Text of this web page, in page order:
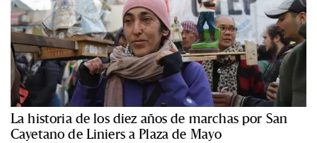
La historia de los diez años de marchas por San
Cayetano de Liniers a Plaza de Mayo